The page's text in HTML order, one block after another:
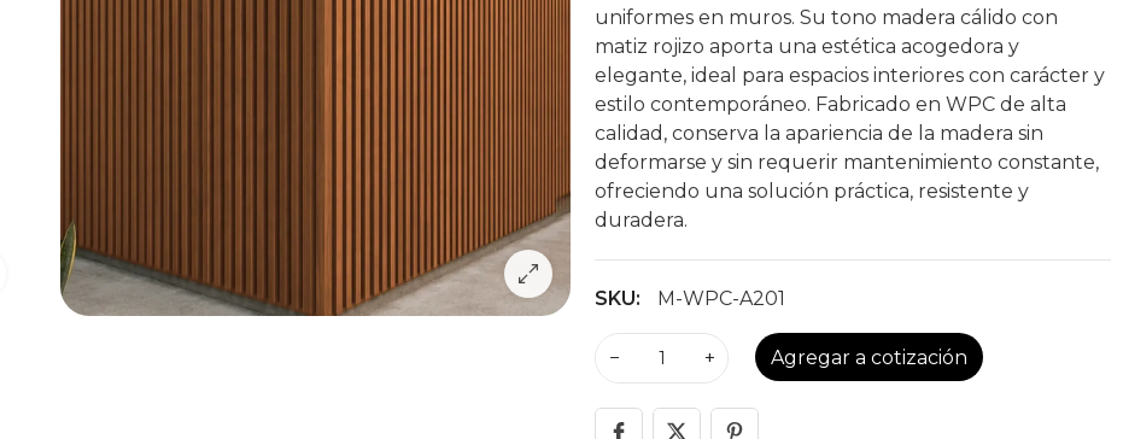
uniformes en muros. Su tono madera cálido con
matiz rojizo aporta una estética acogedora y
elegante, ideal para espacios interiores con carácter y
estilo contemporáneo. Fabricado en WPC de alta
calidad, conserva la apariencia de la madera sin
deformarse y sin requerir mantenimiento constante,
ofreciendo una solución práctica, resistente y
duradera.
SKU: M-WPC-A201
− + Agregar a cotización